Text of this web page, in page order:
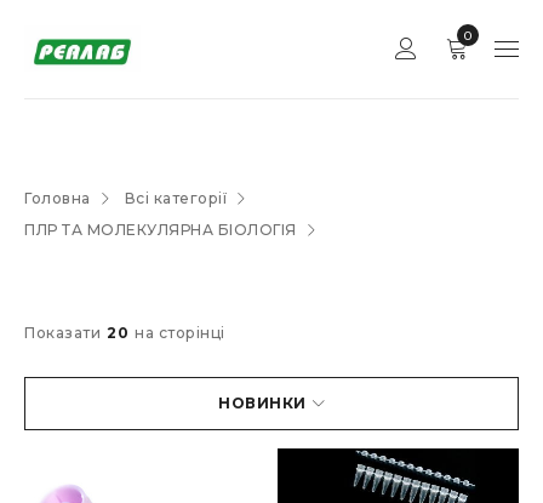
0
Головна
Всі категорії
ПЛР ТА МОЛЕКУЛЯРНА БІОЛОГІЯ
НОВИНКИ
Показати 20 на сторінці